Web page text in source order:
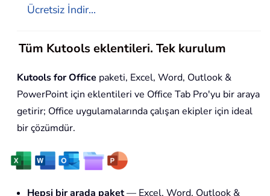
Ücretsiz İndir...
Tüm Kutools eklentileri. Tek kurulum
Kutools for Office paketi, Excel, Word, Outlook &
PowerPoint için eklentileri ve Office Tab Pro'yu bir araya
getirir; Office uygulamalarında çalışan ekipler için ideal
bir çözümdür.
Hepsi bir arada paket— Excel, Word, Outlook &